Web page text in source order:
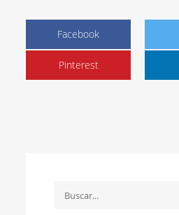
Facebook
Pinterest